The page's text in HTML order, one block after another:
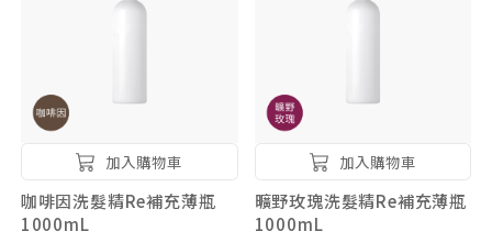
加入購物車
咖啡因洗髮精Re補充薄瓶
1000mL
加入購物車
曠野玫瑰洗髮精Re補充薄瓶
1000mL